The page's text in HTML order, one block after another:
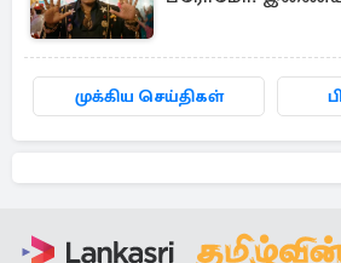
முக்கிய செய்திகள்